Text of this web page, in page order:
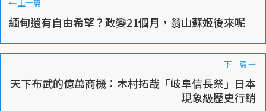
←上一篇
緬甸還有自由希望？政變21個月，翁山蘇姬後來呢
下一篇→
天下布武的億萬商機：木村拓哉「岐阜信長祭」日本
現象級歷史行銷